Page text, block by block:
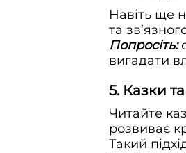
Навіть ще
та
Попросіть:
вигадати
5. Казки та
Читайте
розвиває
Такий